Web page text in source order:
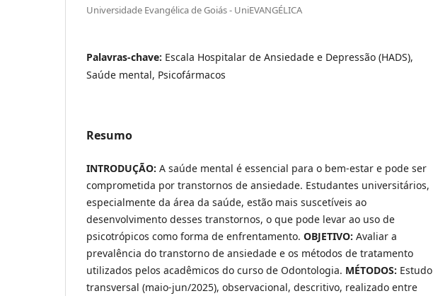
Universidade Evangélica de Goiás - UniEVANGÉLICA
Palavras-chave: Escala Hospitalar de Ansiedade e Depressão (HADS),
Saúde mental, Psicofármacos
Resumo
INTRODUÇÃO: A saúde mental é essencial para o bem-estar e pode ser
comprometida por transtornos de ansiedade. Estudantes universitários,
especialmente da área da saúde, estão mais suscetíveis ao
desenvolvimento desses transtornos, o que pode levar ao uso de
psicotrópicos como forma de enfrentamento. OBJETIVO: Avaliar a
prevalência do transtorno de ansiedade e os métodos de tratamento
utilizados pelos acadêmicos do curso de Odontologia. MÉTODOS: Estudo
transversal (maio-jun/2025), observacional, descritivo, realizado entre